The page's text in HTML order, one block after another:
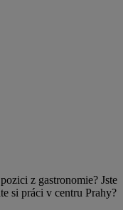
z gastronomie? Jste
si práci v centru Prahy?